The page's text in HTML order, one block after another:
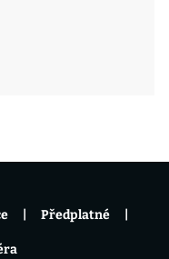
Předplatné